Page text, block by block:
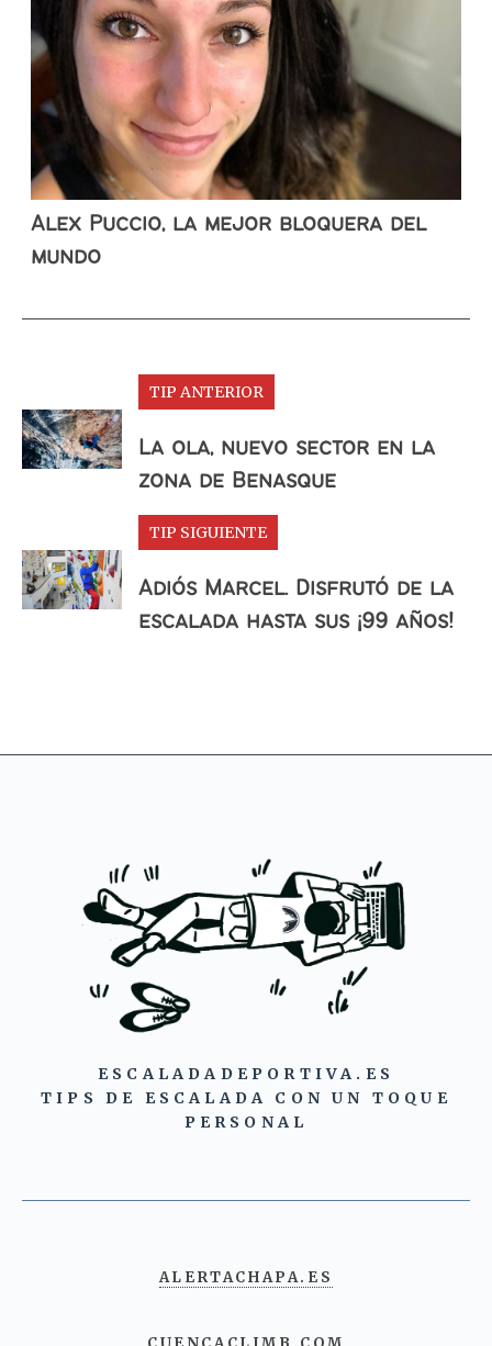
Alex Puccio, la mejor bloquera del
mundo
TIP ANTERIOR
La ola, nuevo sector en la
zona de Benasque
TIP SIGUIENTE
Adiós Marcel. Disfrutó de la
escalada hasta sus ¡99 años!⁣
ESCALADADEPORTIVA.ES
TIPS DE ESCALADA CON UN TOQUE
PERSONAL
ALERTACHAPA.ES